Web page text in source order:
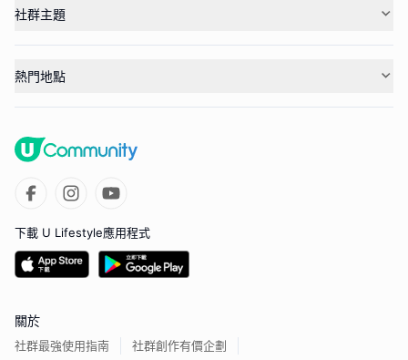
社群主題
熱門地點
下載 U Lifestyle應用程式
關於
社群最強使用指南 社群創作有價企劃